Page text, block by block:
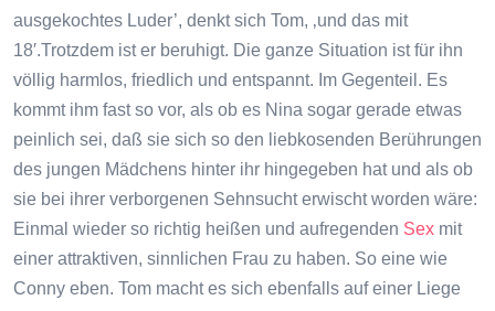
ausgekochtes Luder’, denkt sich Tom, ‚und das mit
18′.Trotzdem ist er beruhigt. Die ganze Situation ist für ihn
völlig harmlos, friedlich und entspannt. Im Gegenteil. Es
kommt ihm fast so vor, als ob es Nina sogar gerade etwas
peinlich sei, daß sie sich so den liebkosenden Berührungen
des jungen Mädchens hinter ihr hingegeben hat und als ob
sie bei ihrer verborgenen Sehnsucht erwischt worden wäre:
Einmal wieder so richtig heißen und aufregenden Sex mit
einer attraktiven, sinnlichen Frau zu haben. So eine wie
Conny eben. Tom macht es sich ebenfalls auf einer Liege